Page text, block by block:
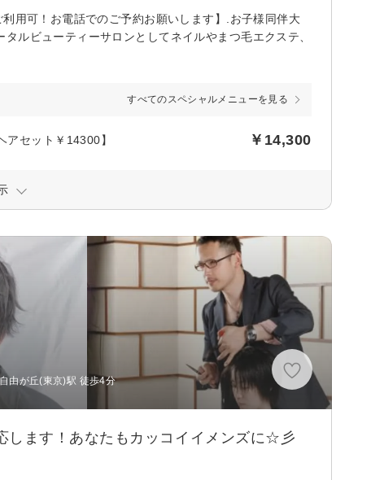
用可！お電話でのご予約お願いします】.お子様同伴大
ルビューティーサロンとしてネイルやまつ毛エクステ、
すべてのスペシャルメニューを見る
アセット￥14300】 ￥14,300
由が丘(東京)駅 徒歩4分
します！あなたもカッコイイメンズに☆彡